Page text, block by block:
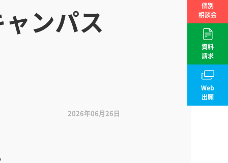
個別
相談会
資料
請求
Web
出願
ンパス
2026年06月26日